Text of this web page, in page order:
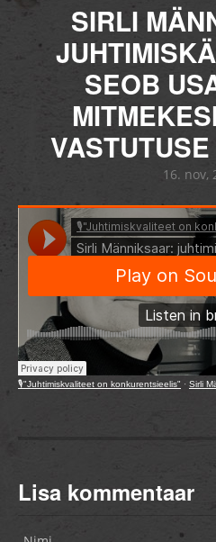
SIRLI
SEOB
16. nov,
🎙️"Juhtimiskvaliteet on konkurentsieelis" · Sirli
Lisa kommentaar